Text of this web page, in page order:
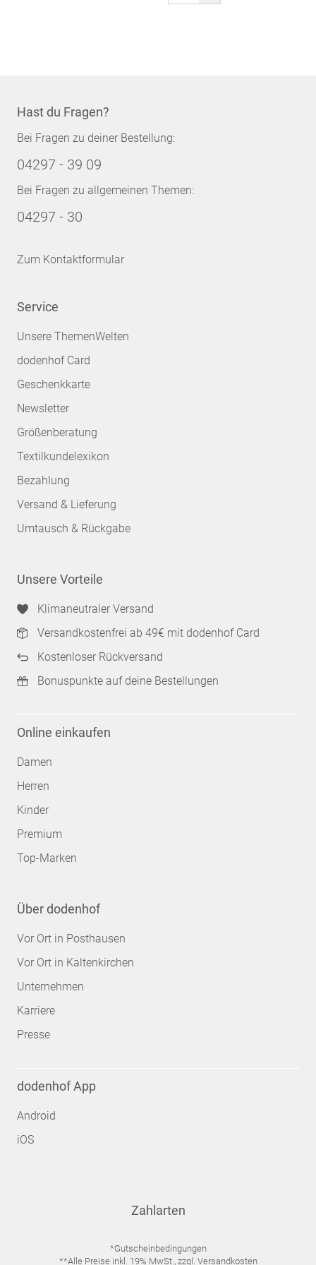
Hast du Fragen?
Bei Fragen zu deiner Bestellung:
04297 - 39 09
Bei Fragen zu allgemeinen Themen:
04297 - 30
Zum Kontaktformular
Service
Unsere ThemenWelten
dodenhof Card
Geschenkkarte
Newsletter
Größenberatung
Textilkundelexikon
Bezahlung
Versand & Lieferung
Umtausch & Rückgabe
Unsere Vorteile
Klimaneutraler Versand
Versandkostenfrei ab 49€ mit dodenhof Card
Kostenloser Rückversand
Bonuspunkte auf deine Bestellungen
Online einkaufen
Damen
Herren
Kinder
Premium
Top-Marken
Über dodenhof
Vor Ort in Posthausen
Vor Ort in Kaltenkirchen
Unternehmen
Karriere
Presse
dodenhof App
Android
iOS
Zahlarten
*Gutscheinbedingungen
**Alle Preise inkl. 19% MwSt., zzgl. Versandkosten